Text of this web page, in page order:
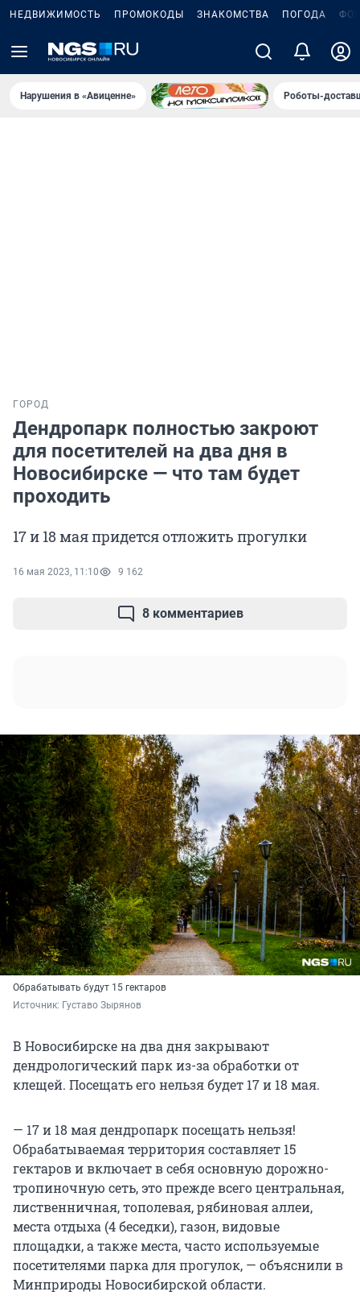
НЕДВИЖИМОСТЬ ПРОМОКОДЫ ЗНАКОМСТВА ПОГОДА
Нарушения в «Авиценне» Роботы-
ГОРОД
Дендропарк полностью закроют
для посетителей на два дня в
Новосибирске — что там будет
проходить
17 и 18 мая придется отложить прогулки
16 мая 2023, 11:10 9 162
8 комментариев
Обрабатывать будут 15 гектаров
Источник: Густаво Зырянов
В Новосибирске на два дня закрывают
дендрологический парк из-за обработки от
клещей. Посещать его нельзя будет 17 и 18 мая.
— 17 и 18 мая дендропарк посещать нельзя!
Обрабатываемая территория составляет 15
гектаров и включает в себя основную дорожно-
тропиночную сеть, это прежде всего центральная,
лиственничная, тополевая, рябиновая аллеи,
места отдыха (4 беседки), газон, видовые
площадки, а также места, часто используемые
посетителями парка для прогулок, — объяснили в
Минприроды Новосибирской области.